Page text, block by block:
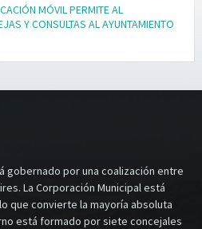
MÓVIL PERMITE AL
Y CONSULTAS AL AYUNTAMIENTO
gobernado por una coalización entre
La Corporación Municipal está
que convierte la mayoría absoluta
está formado por siete concejales